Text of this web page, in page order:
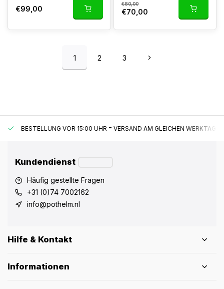
€99,00
€80,00
€70,00
1 2 3
BESTELLUNG VOR 15:00 UHR = VERSAND AM GLEICHEN WERKTAG*
Kundendienst
Häufig gestellte Fragen
+31 (0)74 7002162
info@pothelm.nl
Hilfe & Kontakt
Informationen